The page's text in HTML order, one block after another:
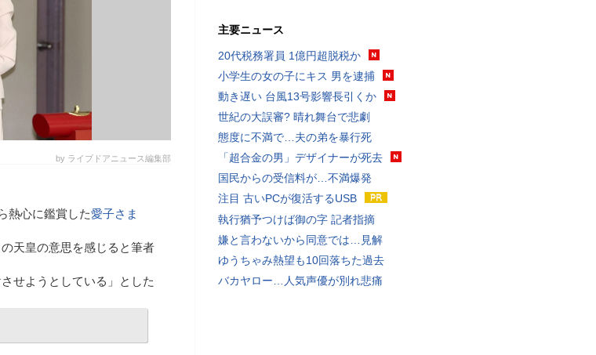
by ライブドアニュース編集部
熱心に鑑賞した愛子さま
天皇の意思を感じると筆者
せようとしている」とした
主要ニュース
20代税務署員 1億円超脱税か
小学生の女の子にキス 男を逮捕
動き遅い 台風13号影響長引くか
世紀の大誤審? 晴れ舞台で悲劇
態度に不満で…夫の弟を暴行死
「超合金の男」デザイナーが死去
国民からの受信料が…不満爆発
注目 古いPCが復活するUSB
執行猶予つけば御の字 記者指摘
嫌と言わないから同意では…見解
ゆうちゃみ熱望も10回落ちた過去
バカヤロー…人気声優が別れ悲痛